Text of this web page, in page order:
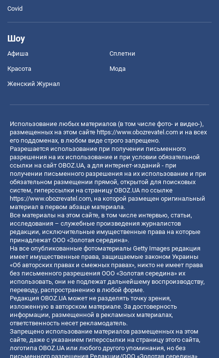
Covid
Шоу
Афиша Сплетни
Красота Мода
Женский Журнал
Использование любых материалов (в том числе фото- и видео-),
размещенных на этом сайте https://www.obozrevatel.com и на всех
его поддоменах, в любом виде строго запрещено.
Разрешается использование при получении письменного
разрешения на их использование и при условии обязательной
ссылки на сайт OBOZ.UA, а для интернет-изданий - при
получении письменного разрешения на их использование и при
обязательном размещении прямой, открытой для поисковых
систем, гиперссылки на страницу OBOZ.UA по ссылке
https://www.obozrevatel.com, на которой размещен оригинальный
материал в первом абзаце материала.
Все материалы на этом сайте, в том числе интервью, статьи,
исследования – служебные произведения журналистов
редакции, исключительные имущественные права на которые
принадлежат ООО «Золотая середина».
На все опубликованные фотоматериалы Getty Images редакция
имеет имущественные права, защищаемые законом Украины
«Об авторских правах и смежных правах», никто не имеет права
без письменного разрешения ООО «Золотая середина» их
использовать, они не подлежат дальнейшему воспроизводству,
переводу, распространению в любой форме.
Редакция OBOZ.UA может не разделять точку зрения,
изложенную в авторском материале. За достоверность
информации, размещенной в рекламных материалах,
ответственность несет рекламодатель.
Запрещено использование материалов размещенных на этом
сайте, даже с указанием гиперссылки на страницу этого сайта,
логотипа OBOZ.UA или любого другого упоминания, но без
письменного разрешения Редакции/ООО «Золотая середина»